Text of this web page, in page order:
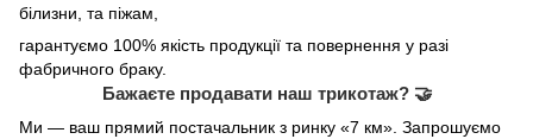
білизни, та піжам,
гарантуємо 100% якість продукції та повернення у разі
фабричного браку.
Бажаєте продавати наш трикотаж? 🤝
Ми — ваш прямий постачальник з ринку «7 км». Запрошуємо